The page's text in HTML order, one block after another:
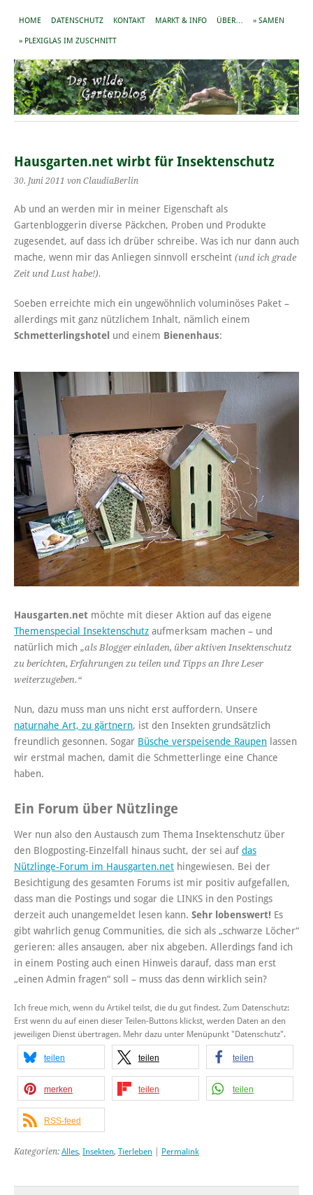
HOME DATENSCHUTZ KONTAKT MARKT & INFO ÜBER… » SAMEN
» PLEXIGLAS IM ZUSCHNITT
Hausgarten.net wirbt für Insektenschutz
30. Juni 2011 von ClaudiaBerlin
Ab und an werden mir in meiner Eigenschaft als
Gartenbloggerin diverse Päckchen, Proben und Produkte
zugesendet, auf dass ich drüber schreibe. Was ich nur dann auch
mache, wenn mir das Anliegen sinnvoll erscheint (und ich grade
Zeit und Lust habe!).
Soeben erreichte mich ein ungewöhnlich voluminöses Paket –
allerdings mit ganz nützlichem Inhalt, nämlich einem
Schmetterlingshotel und einem Bienenhaus:
Hausgarten.net möchte mit dieser Aktion auf das eigene
Themenspecial Insektenschutz aufmerksam machen – und
natürlich mich „als Blogger einladen, über aktiven Insektenschutz
zu berichten, Erfahrungen zu teilen und Tipps an Ihre Leser
weiterzugeben.“
Nun, dazu muss man uns nicht erst auffordern. Unsere
naturnahe Art, zu gärtnern, ist den Insekten grundsätzlich
freundlich gesonnen. Sogar Büsche verspeisende Raupen lassen
wir erstmal machen, damit die Schmetterlinge eine Chance
haben.
Ein Forum über Nützlinge
Wer nun also den Austausch zum Thema Insektenschutz über
den Blogposting-Einzelfall hinaus sucht, der sei auf das
Nützlinge-Forum im Hausgarten.net hingewiesen. Bei der
Besichtigung des gesamten Forums ist mir positiv aufgefallen,
dass man die Postings und sogar die LINKS in den Postings
derzeit auch unangemeldet lesen kann. Sehr lobenswert! Es
gibt wahrlich genug Communities, die sich als „schwarze Löcher“
gerieren: alles ansaugen, aber nix abgeben. Allerdings fand ich
in einem Posting auch einen Hinweis darauf, dass man erst
„einen Admin fragen“ soll – muss das denn wirklich sein?
Ich freue mich, wenn du Artikel teilst, die du gut findest. Zum Datenschutz:
Erst wenn du auf einen dieser Teilen-Buttons klickst, werden Daten an den
jeweiligen Dienst übertragen. Mehr dazu unter Menüpunkt "Datenschutz".
teilen teilen teilen
merken teilen teilen
RSS-feed
Kategorien: Alles, Insekten, Tierleben Permalink